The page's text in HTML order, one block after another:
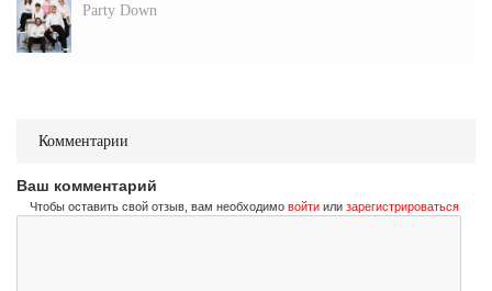
Party Down
Комментарии
Ваш комментарий
Чтобы оставить свой отзыв, вам необходимо войти или зарегистрироваться